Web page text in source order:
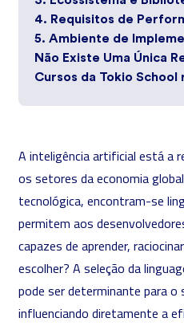
4. Requisitos de
5. Ambiente de
Não Existe Uma Única
Cursos da Tokio School
A inteligência artificial está a
os setores da economia
tecnológica, encontram-se
permitem aos
capazes de aprender,
escolher? A seleção da
pode ser determinante para
influenciando diretamente a